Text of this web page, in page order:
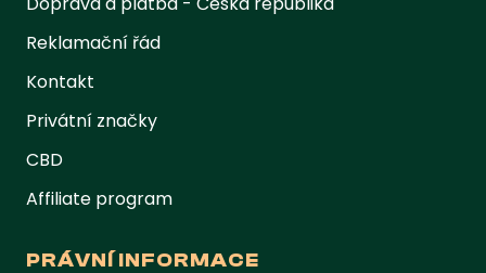
Reklamační řád
Kontakt
Privátní značky
CBD
Affiliate program
PRÁVNÍ INFORMACE